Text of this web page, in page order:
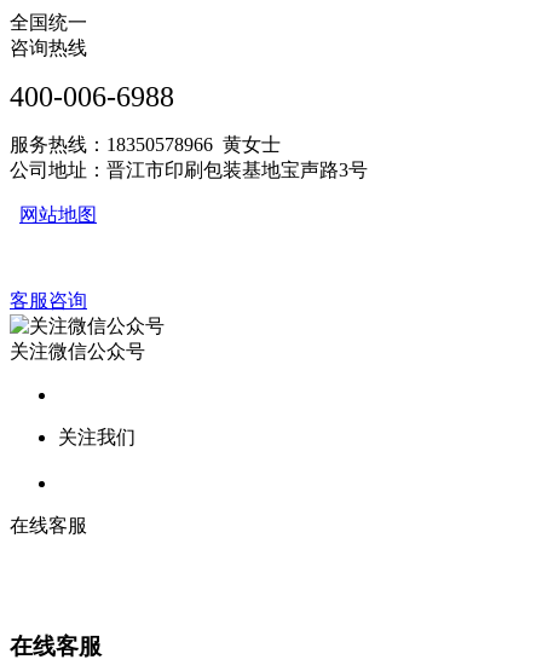
全国统一
咨询热线
400-006-6988
服务热线：18350578966 黄女士
公司地址：晋江市印刷包装基地宝声路3号
网站地图
客服咨询
关注微信公众号
关注我们
在线客服
在线客服